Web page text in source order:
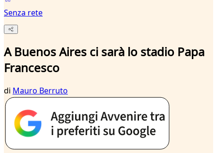
Senza rete
A Buenos Aires ci sarà lo stadio Papa
Francesco
di Mauro Berruto